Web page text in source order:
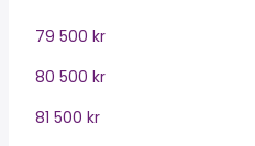
79 500 kr
80 500 kr
81 500 kr